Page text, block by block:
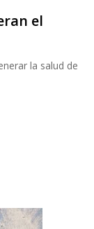
el
la salud de